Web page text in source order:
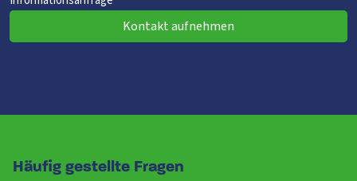
Kontakt aufnehmen
Häufig gestellte Fragen